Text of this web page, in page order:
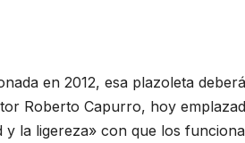
en 2012, esa plazoleta
Roberto Capurro, hoy
y la ligereza» con que los